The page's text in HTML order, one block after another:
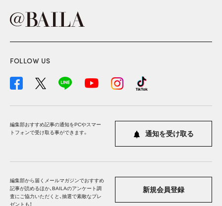
FOLLOW US
編集部おすすめ記事の通知をPCやスマー
トフォンで受け取る事ができます。
通知を受け取る
編集部から届くメールマガジンでおすすめ
記事が読めるほか、BAILAのアンケート調
査にご協力いただくと、抽選で素敵なプレ
ゼントも！
新規会員登録